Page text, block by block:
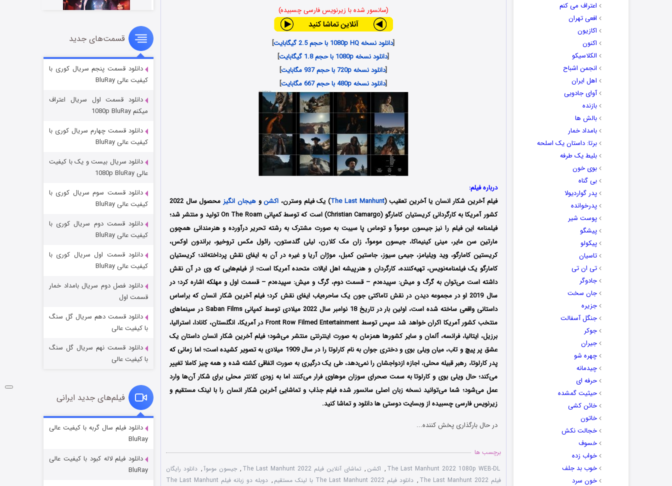
اعتراف می کنم
افعی تهران
اکازیون
اکنون
الکلاسیکو
انجمن اشباح
اهل ایران
آوای جادویی
بازنده
بالش ها
بامداد خمار
برتا: داستان یک اسلحه
بلیط یک‌‌ طرفه
بوی خون
بی گناه
پدر گواردیولا
پدرخوانده
پوست شیر
پیشگو
پیکولو
تاسیان
تی ان تی
جادوگر
جان سخت
جزیره
جنگل آسفالت
جوکر
جیران
چهره شو
چیدمانه
حرفه ای
حیثیت گمشده
خائن کشی
خاتون
خجالت نکش
خسوف
خواب زده
خوب بد جلف
خون سرد
(سانسور شده با زیرنویس فارسی چسبیده)
[دانلود نسخه 1080p HQ با حجم 2.5 گیگابایت
]
[دانلود نسخه 1080p با حجم 1.8 گیگابایت
]
[دانلود نسخه 720p با حجم 937 مگابایت
]
[دانلود نسخه 480p با حجم 667 مگابایت ]
درباره فیلم:
فیلم آخرین شکار انسان یا آخرین تعقیب (The Last Manhunt) یک فیلم وسترن، اکشنوهیجان انگیز
محصول سال 2022
کشور آمریکا به کارگردانی کریستیان کامارگو (Christian Camargo) است که توسط کمپانی‌ On The Roam تولید و منتشر شد؛
فیلمنامه این فیلم را نیز جیسون موموآ و توماس پا سیبت به صورت مشترک به رشته تحریر درآورده و هنرمندانی همچون
مارتین سن مایر، مینی کینیماکا، جیسون موموآ، زان مک کلارن، لیلی گلدستون، رائول مکس تروخیو، براندون اوکس،
کریستین کامارگو، وید ویلیامز، جیمی سیوز، جاستین کمبل، موژان آریا و غیره در آن به ایفای نقش پرداخته‌اند؛ کریستیان
کامارگو یک فیلمنامه‌نویس، تهیه‌کننده، کارگردان و هنرپیشه اهل ایالات متحده آمریکا است؛ از فیلم‌هایی که وی در آن نقش
داشته‌ است می‌توان به گرگ و میش: سپیده‌دم – قسمت دوم، گرگ و میش: سپیده‌دم – قسمت اول و مهلکه اشاره کرد؛ در
سال 2019 او در مجموعه دیدن در نقش تاماکتی جون یک ساحره‌یاب ایفای نقش کرد؛ فیلم آخرین شکار انسان که براساس
داستانی واقعی ساخته شده است، اولین بار در تاریخ 18 نوامبر سال 2022 میلادی توسط کمپانی Saban Films در سینماهای
منتخب کشور آمریکا اکران خواهد شد سپس توسط Front Row Filmed Entertainment در آمریکا، انگلستان، کانادا، استرالیا،
برزیل، ایتالیا، فرانسه، آلمان و سایر کشورها همزمان به صورت اینترنتی منتشر می‌شود؛ فیلم آخرین شکار انسان داستان یک
عشق پر پیچ و تاب، میان ویلی بوی و دختری جوان به نام کارلوتا را در سال 1909 میلادی به تصویر کشیده است؛ اما زمانی که
پدر کارلوتا، رهبر قبیله محلی، اجازه ازدواجشان را نمی‌دهد، طی یک درگیری به صورت اتفاقی کشته شده و همه چیز کاملا تغییر
می‌کند؛ حال ویلی بوی و کارلوتا به سمت صحرای سوزان موهاوی فرار می‌کنند اما به زودی کلانتر محلی برای شکار آن‌ها وارد
عمل می‌شود؛ شما می‌توانید نسخه زبان اصلی سانسور شده فیلم جذاب و تماشایی آخرین شکار انسان را با ‌لینک مستقیم و
زیرنویس فارسی چسبیده از وبسایت دوستی ها دانلود و تماشا کنید.
در حال بارگذاری پخش کننده...
برچسب ها
The Last Manhunt 2022 1080p WEB-DL
, اکشن , تماشای آنلاین فیلم The Last Manhunt 2022 , جیسون موموآ, دانلود رایگان
فیلم The Last Manhunt 2022
, دانلود فیلم The Last Manhunt 2022 با لینک مستقیم ,
دوبله دو زبانه فیلم The Last Manhunt
سریال زشت
قسمت۲ (زیرنویس) منتشر شد
مردگان متحرک: شهر مرده ۳
شکست استوارت در نجات جهان
قسمت ۷ (زیرنویس) منتشر شد
شوگر فصل ۲
قسمت
قسمت‌های جدید
دانلود قسمت پنجم سریال کوری با
کیفیت عالی BluRay
دانلود قسمت اول سریال اعتراف
میکنم 1080p BluRay
دانلود قسمت چهارم سریال کوری با
کیفیت عالی BluRay
دانلود سریال بیست و یک با کیفیت
عالی 1080p BluRay
دانلود قسمت سوم سریال کوری با
کیفیت عالی BluRay
دانلود قسمت دوم سریال کوری با
کیفیت عالی BluRay
دانلود قسمت اول سریال کوری با
کیفیت عالی BluRay
دانلود فصل دوم سریال بامداد خمار
قسمت اول
دانلود قسمت دهم سریال گل سنگ
با کیفیت عالی
دانلود قسمت نهم سریال گل سنگ
با کیفیت عالی
فیلم‌های جدید ایرانی
دانلود فیلم سال گربه با کیفیت عالی
BluRay
دانلود فیلم لاله کبود با کیفیت عالی
BluRay